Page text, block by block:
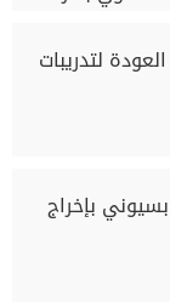
لتدريبات
بإخراج